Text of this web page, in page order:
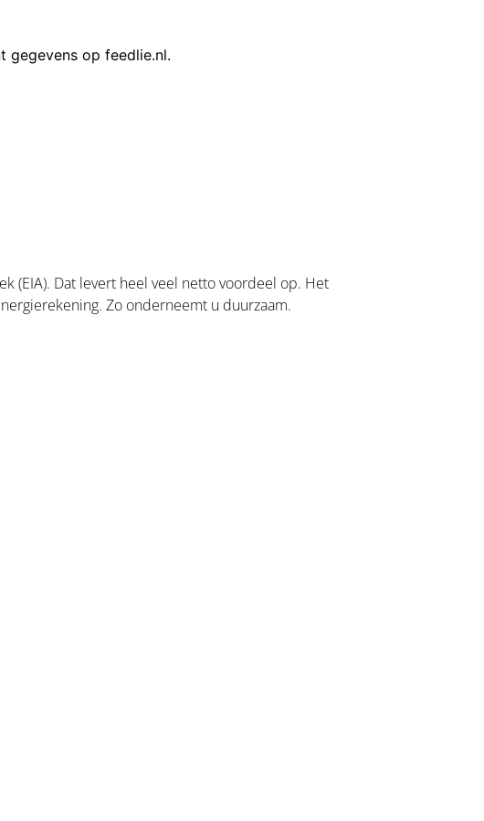
(EIA). Dat levert heel veel netto voordeel op. Het
Zo onderneemt u duurzaam.